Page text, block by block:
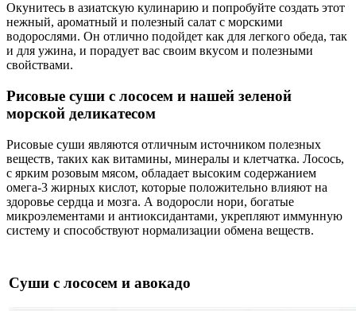
Окунитесь в азиатскую кулинарию и попробуйте создать этот
нежный, ароматный и полезный салат с морскими
водорослями. Он отлично подойдет как для легкого обеда, так
и для ужина, и порадует вас своим вкусом и полезными
свойствами.
Рисовые суши с лососем и нашей зеленой
морской деликатесом
Рисовые суши являются отличным источником полезных
веществ, таких как витамины, минералы и клетчатка. Лосось,
с ярким розовым мясом, обладает высоким содержанием
омега-3 жирных кислот, которые положительно влияют на
здоровье сердца и мозга. А водоросли нори, богатые
микроэлементами и антиоксидантами, укрепляют иммунную
систему и способствуют нормализации обмена веществ.
Суши с лососем и авокадо